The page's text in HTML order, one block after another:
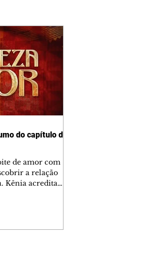
do capítulo de
de amor com
a relação
Kênia acredita
jazida de
provoca